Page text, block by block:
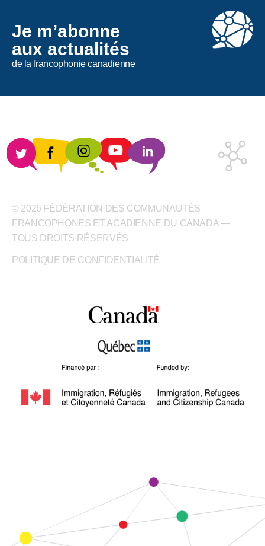
Je m’abonne
aux actualités
de la francophonie canadienne
© 2026 FÉDÉRATION DES COMMUNAUTÉS
FRANCOPHONES ET ACADIENNE DU CANADA —
TOUS DROITS RÉSERVÉS
POLITIQUE DE CONFIDENTIALITÉ